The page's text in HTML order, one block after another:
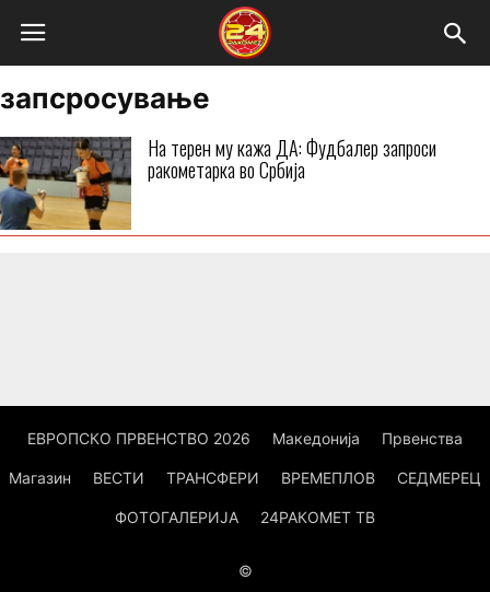
запсросување
На терен му кажа ДА: Фудбалер запроси
ракометарка во Србија
ЕВРОПСКО ПРВЕНСТВО 2026 Македонија Првенства
Магазин ВЕСТИ ТРАНСФЕРИ ВРЕМЕПЛОВ СЕДМЕРЕЦ
ФОТОГАЛЕРИЈА 24РАКОМЕТ ТВ
©